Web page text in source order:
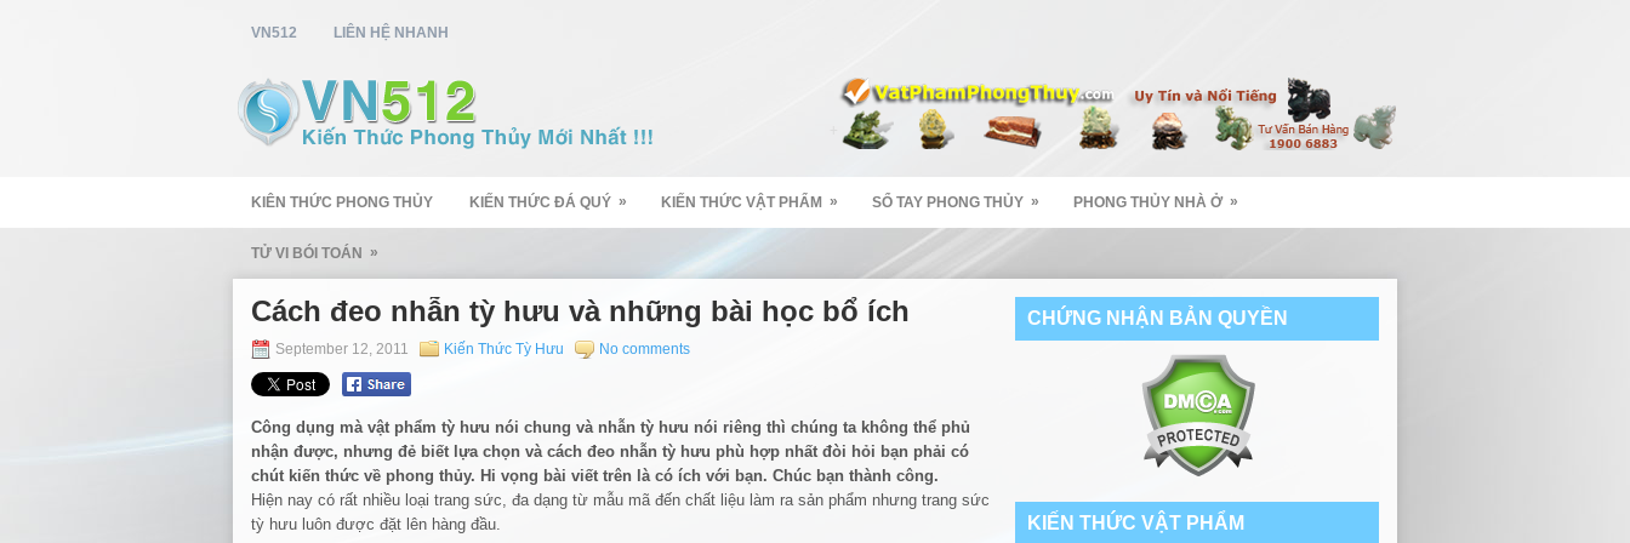
VN512 LIÊN HỆ NHANH
KIÊN THỨC PHONG THỦY KIẾN THỨC ĐÁ QUÝ » KIẾN THỨC VẬT PHẨM » SỔ TAY PHONG THỦY » PHONG THỦY NHÀ Ở »
TỬ VI BÓI TOÁN »
Cách đeo nhẫn tỳ hưu và những bài học bổ ích
September 12, 2011 Kiến Thức Tỳ Hưu No comments
Công dụng mà vật phẩm tỳ hưu nói chung và nhẫn tỳ hưu nói riêng thì chúng ta không thể phủ
nhận được, nhưng đẻ biết lựa chọn và cách đeo nhẫn tỳ hưu phù hợp nhất đòi hỏi bạn phải có
chút kiến thức về phong thủy. Hi vọng bài viết trên là có ích với bạn. Chúc bạn thành công.
Hiện nay có rất nhiều loại trang sức, đa dạng từ mẫu mã đến chất liệu làm ra sản phẩm nhưng trang sức
tỳ hưu luôn được đặt lên hàng đầu.
CHỨNG NHẬN BẢN QUYỀN
KIẾN THỨC VẬT PHẨM